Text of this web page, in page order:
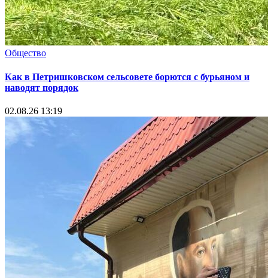
Общество
Как в Петришковском сельсовете борются с бурьяном и
наводят порядок
02.08.26 13:19